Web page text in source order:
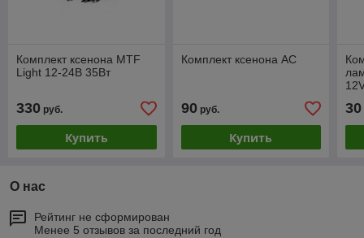
Комплект ксенона MTF
Light 12-24В 35Вт
330 руб.
Купить
Комплект ксенона AC
90руб.
Купить
30
О нас
Рейтинг не сформирован
Менее 5 отзывов за последний год